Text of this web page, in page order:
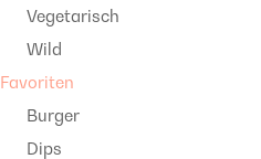
Vegetarisch
Wild
Favoriten
Burger
Dips